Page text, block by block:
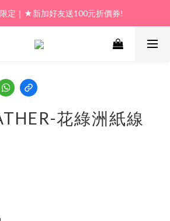
金｜★加入新會員領券送100元!
定｜★新加好友送100元折價券!
物金｜★加入新會員領券送100元!
花綠洲紙線